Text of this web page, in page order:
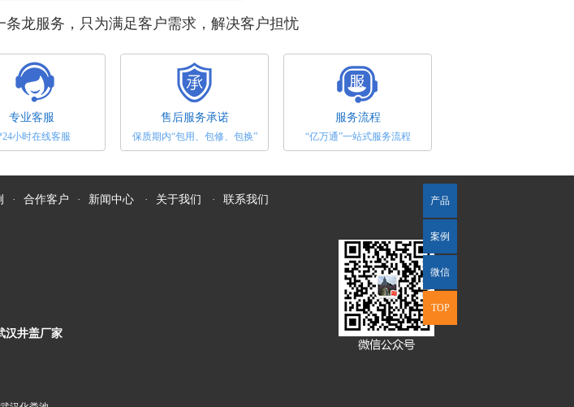
龙服务，只为满足客户需求，解决客户担忧
专业客服
小时在线客服
售后服务承诺
保质期内“包用、包修、包换”
服务流程
“亿万通”一站式服务流程
· 合作客户 · 新闻中心 · 关于我们 · 联系我们
汉井盖厂家
产品
案例
微信
TOP